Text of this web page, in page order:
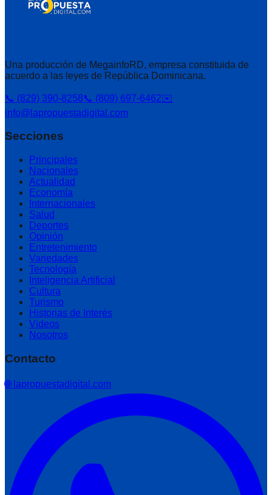
Una producción de MegainfoRD, empresa constituida de
acuerdo a las leyes de República Dominicana.
📞 (829) 390-8258📞 (809) 697-6462✉️
info@lapropuestadigital.com
Secciones
Principales
Nacionales
Actualidad
Economía
Internacionales
Salud
Deportes
Opinión
Entretenimiento
Variedades
Tecnología
Inteligencia Artificial
Cultura
Turismo
Historias de Interés
Videos
Nosotros
Contacto
🌐 lapropuestadigital.com